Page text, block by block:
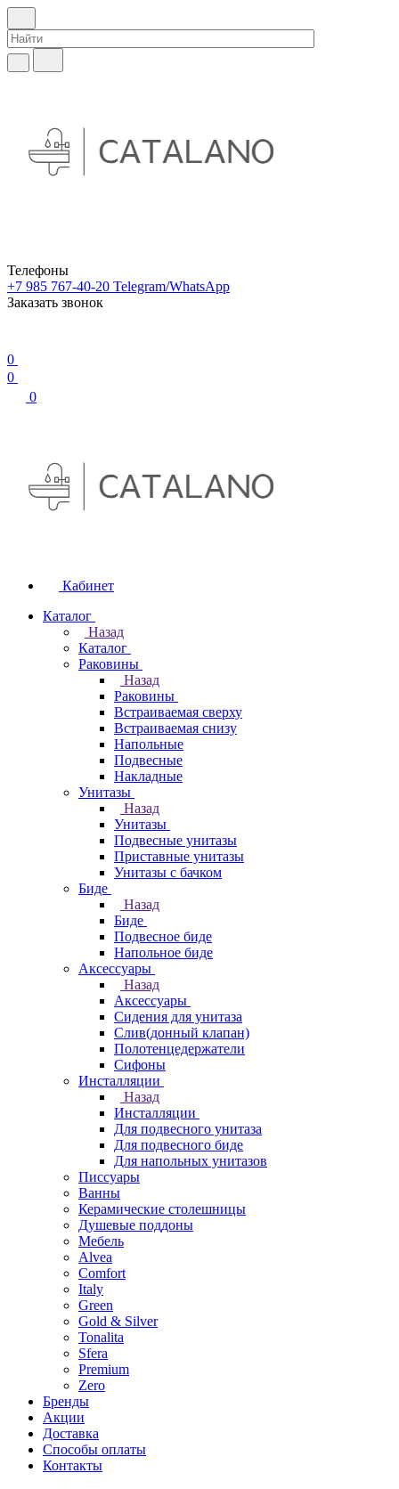
Телефоны
+7 985 767-40-20 Telegram/WhatsApp
Заказать звонок
0
0
0
Кабинет
Каталог
Назад
Каталог
Раковины
Назад
Раковины
Встраиваемая сверху
Встраиваемая снизу
Напольные
Подвесные
Накладные
Унитазы
Назад
Унитазы
Подвесные унитазы
Приставные унитазы
Унитазы с бачком
Биде
Назад
Биде
Подвесное биде
Напольное биде
Аксессуары
Назад
Аксессуары
Сидения для унитаза
Слив(донный клапан)
Полотенцедержатели
Сифоны
Инсталляции
Назад
Инсталляции
Для подвесного унитаза
Для подвесного биде
Для напольных унитазов
Писсуары
Ванны
Керамические столешницы
Душевые поддоны
Мебель
Alvea
Comfort
Italy
Green
Gold & Silver
Tonalita
Sfera
Premium
Zero
Бренды
Акции
Доставка
Способы оплаты
Контакты